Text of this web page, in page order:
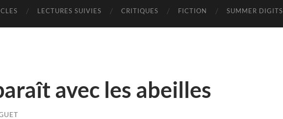
LECTURES SUIVIES CRITIQUES FICTION SUMMER DIGITS
avec les abeilles